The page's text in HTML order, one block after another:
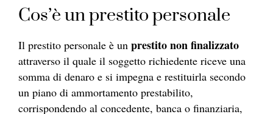
Cos’è un prestito personale
Il prestito personale è un prestito non finalizzato
attraverso il quale il soggetto richiedente riceve una
somma di denaro e si impegna e restituirla secondo
un piano di ammortamento prestabilito,
corrispondendo al concedente, banca o finanziaria,